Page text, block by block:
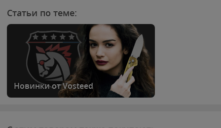
Статьи по теме:
Новинки от Vosteed